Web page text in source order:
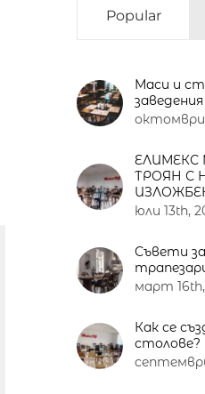
Popular
Маси и
заведения
октомври
ЕЛИМЕКС
ТРОЯН С
юли 13th,
Съвети
март 16th,
Как се
столове?